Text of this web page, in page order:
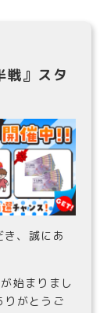
』スタ
、誠にあ
が始まりまし
がとうご